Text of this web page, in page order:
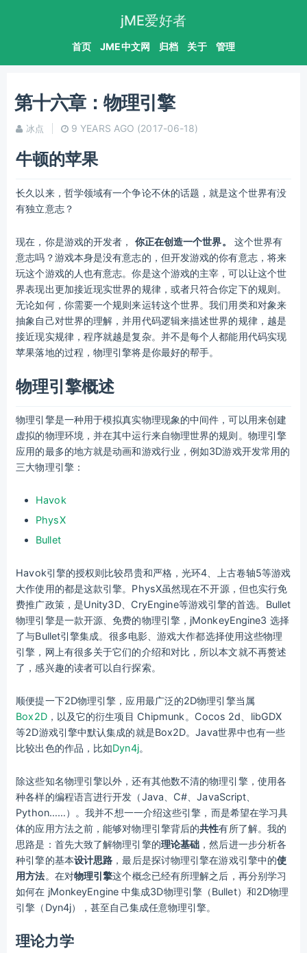
jME爱好者
首页 JME中文网 归档 关于 管理
第十六章：物理引擎
冰点 9 YEARS AGO (2017-06-18)
牛顿的苹果
长久以来，哲学领域有一个争论不休的话题，就是这个世界有没
有独立意志？
现在，你是游戏的开发者， 你正在创造一个世界。
这个世界有
意志吗？游戏本身是没有意志的，但开发游戏的你有意志，将来
玩这个游戏的人也有意志。你是这个游戏的主宰，可以让这个世
界表现出更加接近现实世界的规律，或者只符合你定下的规则。
无论如何，你需要一个规则来运转这个世界。我们用类和对象来
抽象自己对世界的理解，并用代码逻辑来描述世界的规律，越是
接近现实规律，程序就越是复杂。并不是每个人都能用代码实现
苹果落地的过程，物理引擎将是你最好的帮手。
物理引擎概述
物理引擎是一种用于模拟真实物理现象的中间件，可以用来创建
虚拟的物理环境，并在其中运行来自物理世界的规则。物理引擎
应用的最多的地方就是动画和游戏行业，例如3D游戏开发常用的
三大物理引擎：
Havok
PhysX
Bullet
Havok引擎的授权则比较昂贵和严格，光环4、上古卷轴5等游戏
大作使用的都是这款引擎。PhysX虽然现在不开源，但也实行免
费推广政策，是Unity3D、CryEngine等游戏引擎的首选。Bullet
物理引擎是一款开源、免费的物理引擎，jMonkeyEngine3 选择
了与Bullet引擎集成。很多电影、游戏大作都选择使用这些物理
引擎，网上有很多关于它们的介绍和对比，所以本文就不再赘述
了，感兴趣的读者可以自行探索。
顺便提一下2D物理引擎，应用最广泛的2D物理引擎当属
Box2D，以及它的衍生项目 Chipmunk。Cocos 2d、libGDX
等2D游戏引擎中默认集成的就是Box2D。Java世界中也有一些
比较出色的作品，比如Dyn4j。
除这些知名物理引擎以外，还有其他数不清的物理引擎，使用各
种各样的编程语言进行开发（Java、C#、JavaScript、
Python……）。我并不想一一介绍这些引擎，而是希望在学习具
体的应用方法之前，能够对物理引擎背后的共性有所了解。我的
思路是：首先大致了解物理引擎的理论基础 ，然后进一步分析各
种引擎的基本设计思路 ，最后是探讨物理引擎在游戏引擎中的使
用方法。在对物理引擎这个概念已经有所理解之后，再分别学习
如何在 jMonkeyEngine 中集成3D物理引擎（Bullet）和2D物理
引擎（Dyn4j），甚至自己集成任意物理引擎。
理论力学